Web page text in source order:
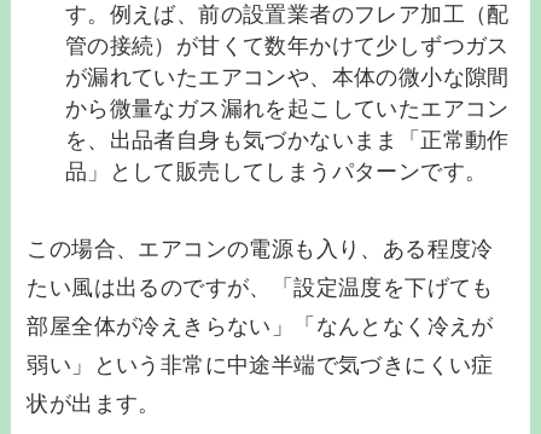
す。例えば、前の設置業者のフレア加工（配
管の接続）が甘くて数年かけて少しずつガス
が漏れていたエアコンや、本体の微小な隙間
から微量なガス漏れを起こしていたエアコン
を、出品者自身も気づかないまま「正常動作
品」として販売してしまうパターンです。
この場合、エアコンの電源も入り、ある程度冷
たい風は出るのですが、「設定温度を下げても
部屋全体が冷えきらない」「なんとなく冷えが
弱い」という非常に中途半端で気づきにくい症
状が出ます。